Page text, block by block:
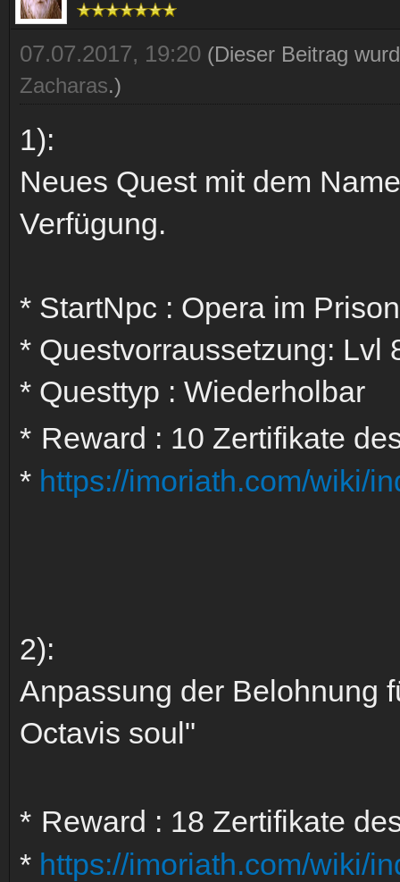
07.07.2017, 19:20 (Dieser Beitrag
Zacharas.)
1):
Neues Quest mit dem
Verfügung.
* StartNpc : Opera im
* Questvorraussetzung: Lvl
* Questtyp : Wiederholbar
* Reward : 10 Zertifikate
* https://imoriath.com/wiki/
2):
Anpassung der Belohnung
Octavis soul"
* Reward : 18 Zertifikate
* https://imoriath.com/wiki/